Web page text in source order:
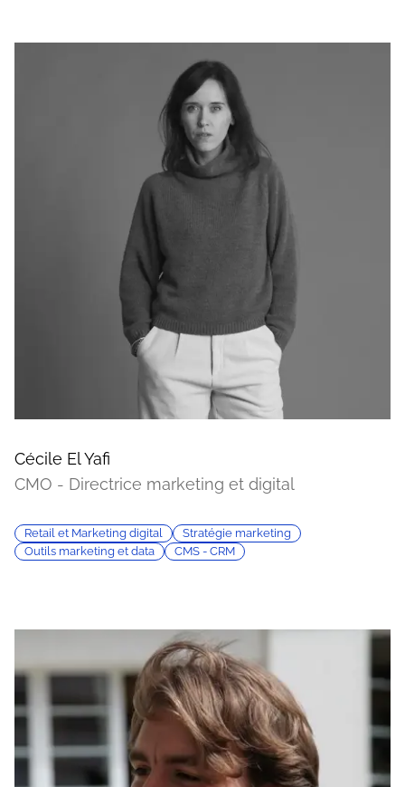
Cécile El Yafi
CMO - Directrice marketing et digital
Retail et Marketing digital
Stratégie marketing
Outils marketing et data
CMS - CRM